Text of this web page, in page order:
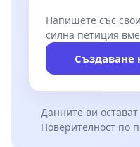
Напишете със
силна петиция
Създаване
Данните ви
Поверителност по